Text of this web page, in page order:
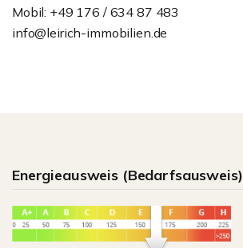
Mobil: +49 176 / 634 87 483
info@leirich-immobilien.de
Energieausweis (Bedarfsausweis)